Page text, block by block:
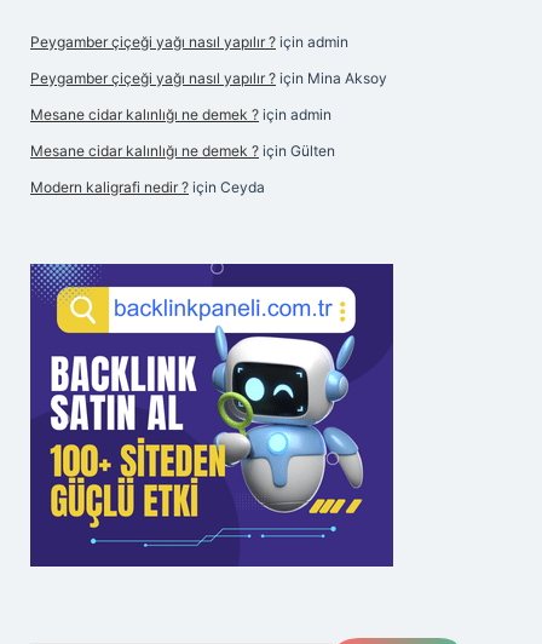
Peygamber çiçeği yağı nasıl yapılır ? için admin
Peygamber çiçeği yağı nasıl yapılır ? için Mina Aksoy
Mesane cidar kalınlığı ne demek ? için admin
Mesane cidar kalınlığı ne demek ? için Gülten
Modern kaligrafi nedir ? için Ceyda